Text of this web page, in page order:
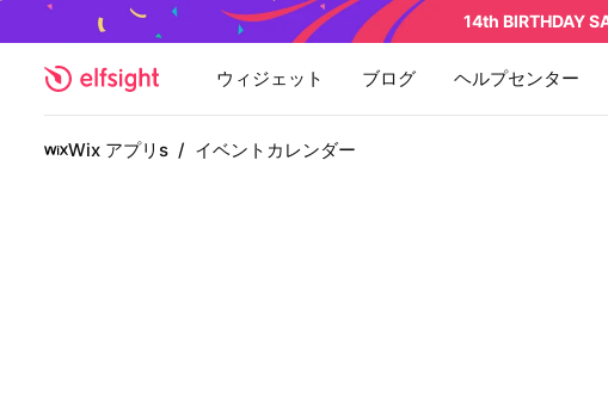
14th BIRTHDAY
ウィジェット ブログ ヘルプセンター
Wix アプリs / イベントカレンダー